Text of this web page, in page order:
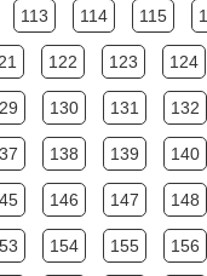
113 114 115
122 123 124
130 131 132
138 139 140
146 147 148
154 155 156